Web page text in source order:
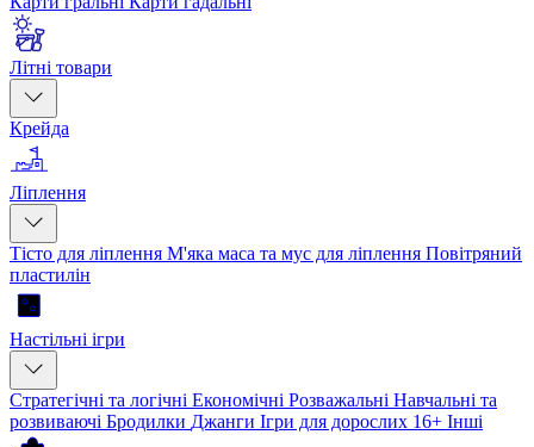
Літні товари
Крейда
Ліплення
Тісто для ліплення М'яка маса та мус для ліплення Повітряний
пластилін
Настільні ігри
Стратегічні та логічні Економічні Розважальні Навчальні та
розвиваючі Бродилки Джанги Ігри для дорослих 16+ Інші